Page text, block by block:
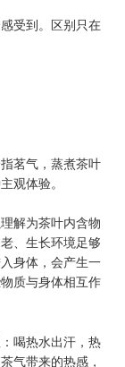
受到。区别只在
茗气，蒸煮茶叶
观体验。
解为茶叶内含物
、生长环境足够
身体，会产生一
质与身体相互作
喝热水出汗，热
气带来的热感，